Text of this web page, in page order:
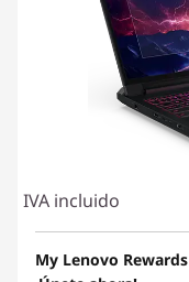
IVA incluido
My Lenovo Rewards